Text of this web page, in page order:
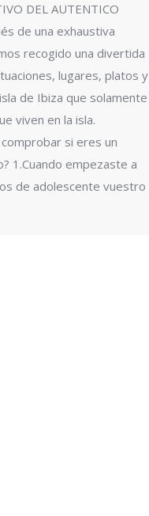
DEL AUTENTICO
de una exhaustiva
recogido una divertida
lugares, platos y
de Ibiza que solamente
viven en la isla.
si eres un
1.Cuando empezaste a
de adolescente vuestro